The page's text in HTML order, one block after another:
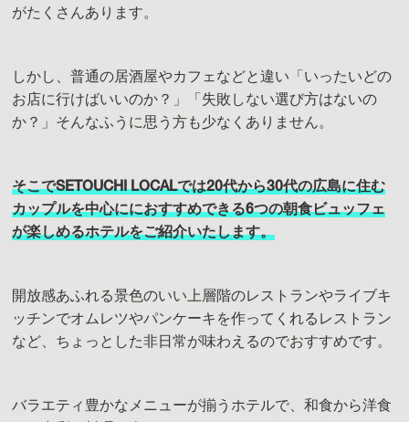
がたくさんあります。
しかし、普通の居酒屋やカフェなどと違い「いったいどの
お店に行けばいいのか？」「失敗しない選び方はないの
か？」そんなふうに思う方も少なくありません。
そこでSETOUCHI LOCALでは20代から30代の広島に住む
カップルを中心ににおすすめできる6つの朝食ビュッフェ
が楽しめるホテルをご紹介いたします。
開放感あふれる景色のいい上層階のレストランやライブキ
ッチンでオムレツやパンケーキを作ってくれるレストラン
など、ちょっとした非日常が味わえるのでおすすめです。
バラエティ豊かなメニューが揃うホテルで、和食から洋食